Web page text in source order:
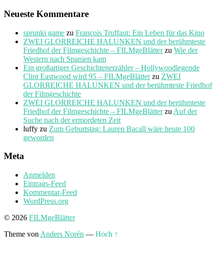
Neueste Kommentare
sprunki game zu François Truffaut: Ein Leben für das Kino
ZWEI GLORREICHE HALUNKEN und der berühmteste
Friedhof der Filmgeschichte – FILMgeBlätterzu Wie der
Western nach Spanien kam
Ein großartiger Geschichtenerzähler – Hollywoodlegende
Clint Eastwood wird 95 – FILMgeBlätterzu ZWEI
GLORREICHE HALUNKEN und der berühmteste Friedhof
der Filmgeschichte
ZWEI GLORREICHE HALUNKEN und der berühmteste
Friedhof der Filmgeschichte – FILMgeBlätterzu Auf der
Suche nach der ermordeten Zeit
luffy zu Zum Geburtstag: Lauren Bacall wäre heute 100
geworden
Meta
Anmelden
Eintrags-Feed
Kommentar-Feed
WordPress.org
© 2026 FILMgeBlätter
Theme von Anders Norén — Hoch ↑